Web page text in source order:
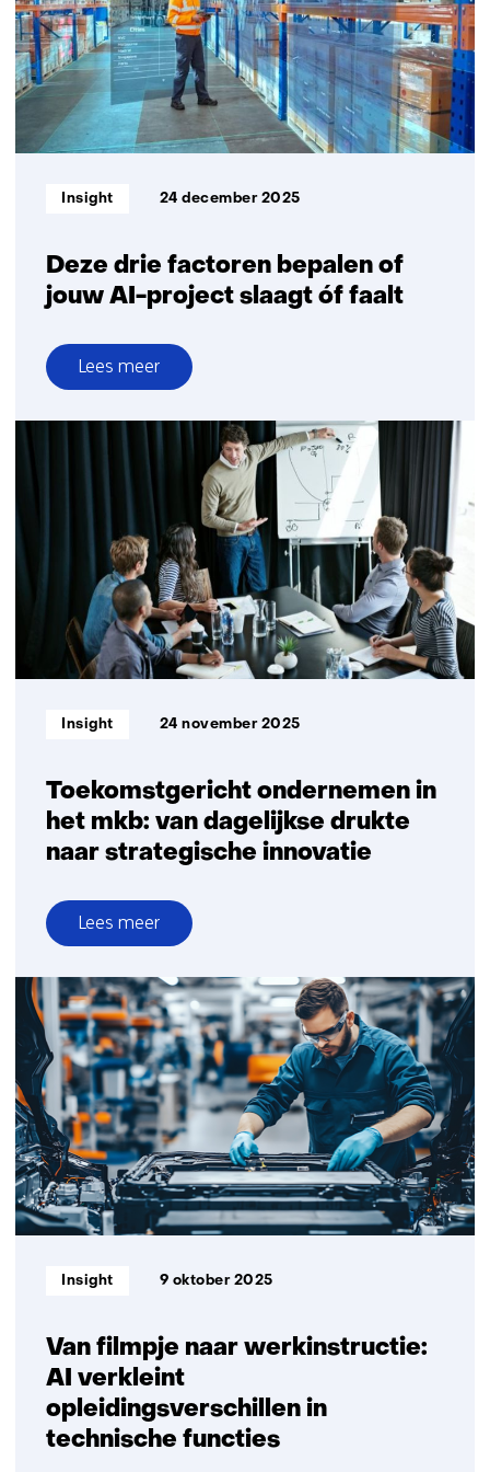
Health@Work
concept
inzicht
biedt
voor
een
aanpak
Deze drie factoren bepalen of
jouw AI-project slaagt óf faalt
Informatietype:
Insight 24 december 2025
Lees meer
over
Deze
jouw
AI-
project
slaagt
óf
faalt
Toekomstgericht ondernemen in
het mkb: van dagelijkse drukte
naar strategische innovatie
Informatietype:
Insight 24 november 2025
Lees meer
over
Toekomstgericht
ondernemen
in
het
mkb:
van
dagelijkse
drukte
naar
strategische
innovatie
Van filmpje naar werkinstructie:
AI verkleint
opleidingsverschillen in
technische functies
Informatietype:
Insight 9 oktober 2025